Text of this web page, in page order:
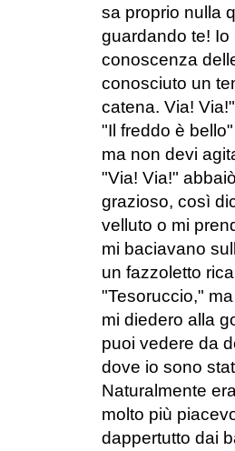
sa proprio nulla
guardando te!
conoscenza
conosciuto un
catena. Via! Via!"
"Il freddo è
ma non devi
"Via! Via!"
grazioso, così
velluto o mi
mi baciavano
un fazzoletto
"Tesoruccio,"
mi diedero alla
puoi vedere da
dove io sono
Naturalmente
molto più
dappertutto dai